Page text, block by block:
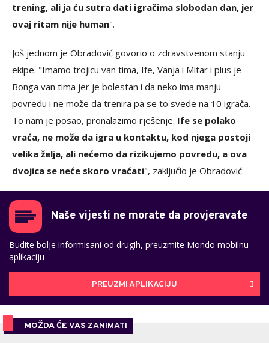
trening, ali ja ću sutra dati igračima slobodan dan, jer
ovaj ritam nije human".
Još jednom je Obradović govorio o zdravstvenom stanju
ekipe. "Imamo trojicu van tima, Ife, Vanja i Mitar i plus je
Bonga van tima jer je bolestan i da neko ima manju
povredu i ne može da trenira pa se to svede na 10 igrača.
To nam je posao, pronalazimo rješenje. Ife se polako
vraća, ne može da igra u kontaktu, kod njega postoji
velika želja, ali nećemo da rizikujemo povredu, a ova
dvojica se neće skoro vraćati", zaključio je Obradović.
Naše vijesti ne morate da provjeravate
Budite bolje informisani od drugih, preuzmite Mondo mobilnu
aplikaciju
PREUZMI APLIKACIJU
MOŽDA ĆE VAS ZANIMATI